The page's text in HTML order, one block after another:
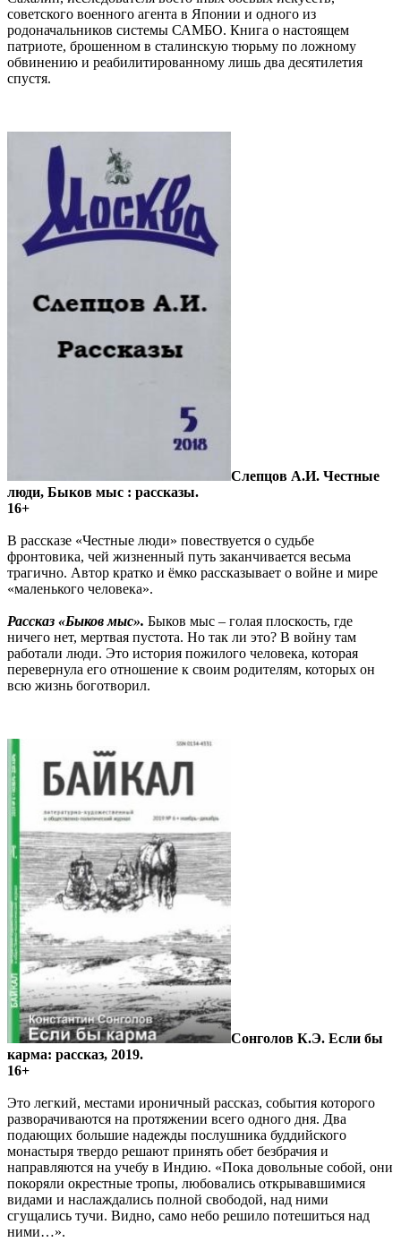
советского военного агента в Японии и одного из
родоначальников системы САМБО. Книга о настоящем
патриоте, брошенном в сталинскую тюрьму по ложному
обвинению и реабилитированному лишь два десятилетия
спустя.
Слепцов А.И. Честные
люди, Быков мыс : рассказы.
16+
В рассказе «Честные люди» повествуется о судьбе
фронтовика, чей жизненный путь заканчивается весьма
трагично. Автор кратко и ёмко рассказывает о войне и мире
«маленького человека».
Рассказ «Быков мыс». Быков мыс – голая плоскость, где
ничего нет, мертвая пустота. Но так ли это? В войну там
работали люди. Это история пожилого человека, которая
перевернула его отношение к своим родителям, которых он
всю жизнь боготворил.
Сонголов К.Э. Если бы
карма: рассказ, 2019.
16+
Это легкий, местами ироничный рассказ, события которого
разворачиваются на протяжении всего одного дня. Два
подающих большие надежды послушника буддийского
монастыря твердо решают принять обет безбрачия и
направляются на учебу в Индию. «Пока довольные собой, они
покоряли окрестные тропы, любовались открывавшимися
видами и наслаждались полной свободой, над ними
сгущались тучи. Видно, само небо решило потешиться над
ними…».